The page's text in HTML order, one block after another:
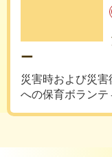
ー
災害時および災
への保育ボランテ